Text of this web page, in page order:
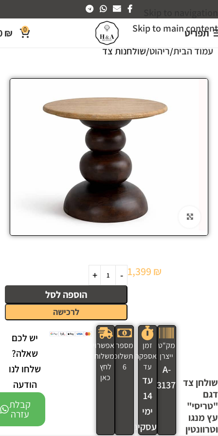
Skip to main content
תפריט 0
₪
עמוד הבית ריהוט שולחנות צד
Click to enlarge
1,399 ₪
הוספה לסל
לרכישה
שולחן צד
דגם
"טריסי"
עץ מנגו
וטרוונטין
מק"ט
ייצרן
A-
3137
זמן
אספקה
עד
עד
14
ימי
עסקים
מספר
תשלומים
6
אפשרויות
משלוח
לחץ
כאן
יש לכם
שאלה?
שלחו לנו
הודעה
קבלת
עזרה